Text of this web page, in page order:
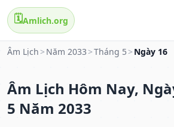
🗓️Amlich.org
Âm Lịch > Năm 2033 >Tháng 5 > Ngày 16
Âm Lịch Hôm Nay,
5 Năm 2033